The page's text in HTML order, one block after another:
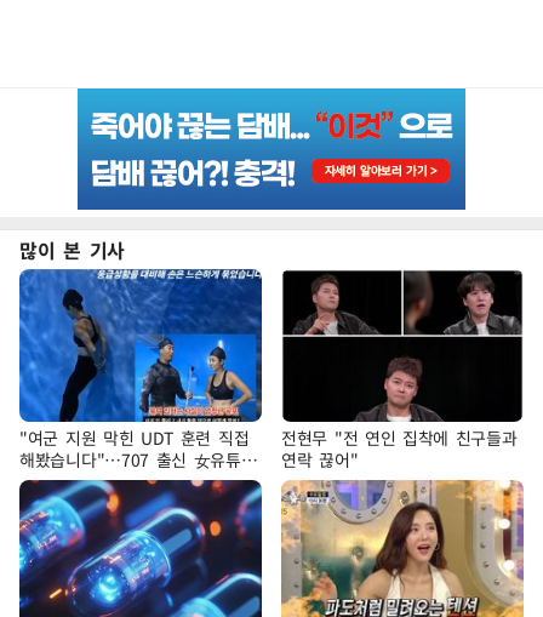
많이 본 기사
"여군 지원 막힌 UDT 훈련 직접
해봤습니다"…707 출신 女유튜버
'완벽 소화'
전현무 "전 연인 집착에 친구들과
연락 끊어"